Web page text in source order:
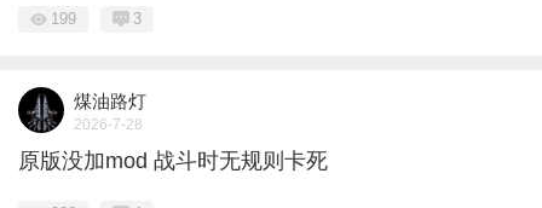
199 3
煤油路灯
2026-7-28
原版没加mod 战斗时无规则卡死